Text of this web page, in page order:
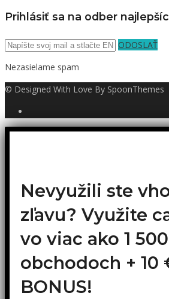
Prihlásiť sa na odber
ODOSLAŤ
Nezasielame spam
© Designed With Love By SpoonThemes
Nevyužili ste
zľavu? Využite
vo viac ako 1 500
obchodoch + 10
BONUS!